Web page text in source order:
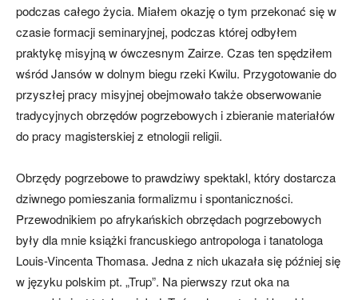
podczas całego życia. Miałem okazję o tym przekonać się w
czasie formacji seminaryjnej, podczas której odbyłem
praktykę misyjną w ówczesnym Zairze. Czas ten spędziłem
wśród Jansów w dolnym biegu rzeki Kwilu. Przygotowanie do
przyszłej pracy misyjnej obejmowało także obserwowanie
tradycyjnych obrzędów pogrzebowych i zbieranie materiałów
do pracy magisterskiej z etnologii religii.
Obrzędy pogrzebowe to prawdziwy spektakl, który dostarcza
dziwnego pomieszania formalizmu i spontaniczności.
Przewodnikiem po afrykańskich obrzędach pogrzebowych
były dla mnie książki francuskiego antropologa i tanatologa
Louis-Vincenta Thomasa. Jedna z nich ukazała się później się
w języku polskim pt. „Trup”. Na pierwszy rzut oka na